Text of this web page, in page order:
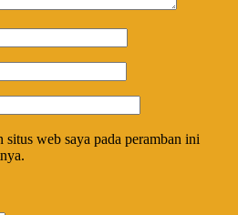
situs web saya pada peramban ini